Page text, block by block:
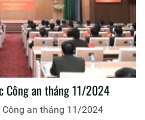
Công an tháng 11/2024
an tháng 11/2024